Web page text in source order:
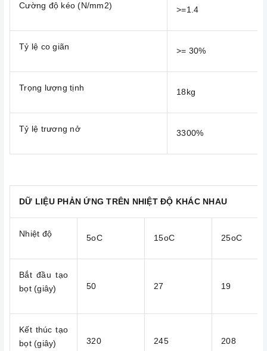
Cường độ kéo (N/mm2) >=1.4
Tỷ lệ co giãn >= 30%
Trọng lượng tịnh 18kg
Tỷ lệ trương nở 3300%
DỮ LIỆU PHẢN ỨNG TRÊN NHIỆT ĐỘ KHÁC NHAU
Nhiệt độ 5oC 15oC 25oC
Bắt đầu tạo
bọt (giây)
50 27 19
Kết thúc tạo
bọt (giây)
320 245 208